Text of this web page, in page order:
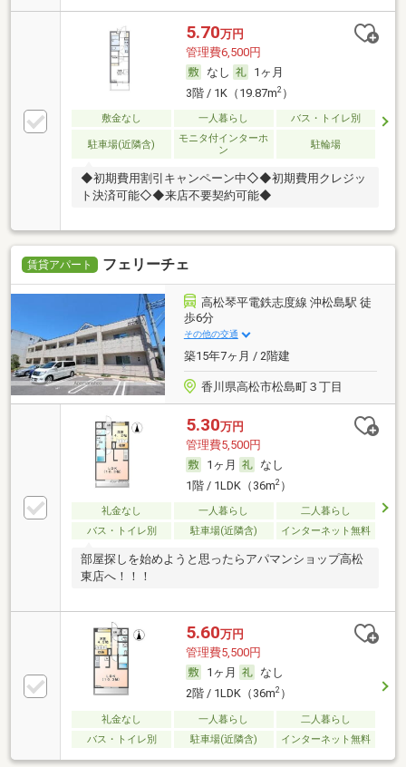
5.70万円
管理費6,500円
なし
1ヶ月
3階 / 1K（19.87m2）
敷金なし 一人暮らし バス・トイレ別
駐車場(近隣含)
モニタ付インターホ
ン
駐輪場
◆初期費用割引キャンペーン中◇◆初期費用クレジッ
ト決済可能◇◆来店不要契約可能◆
賃貸アパート フェリーチェ
高松琴平電鉄志度線 沖松島駅 徒
歩6分
その他の交通
築15年7ヶ月 / 2階建
香川県高松市松島町３丁目
5.30万円
管理費5,500円
1ヶ月
なし
1階 / 1LDK（36m2）
礼金なし 一人暮らし
二人暮らし
バス・トイレ別
駐車場(近隣含) インターネット無料
部屋探しを始めようと思ったらアパマンショップ高松
東店へ！！！
5.60万円
管理費5,500円
1ヶ月
なし
2階 / 1LDK（36m2）
礼金なし 一人暮らし
二人暮らし
バス・トイレ別
駐車場(近隣含) インターネット無料